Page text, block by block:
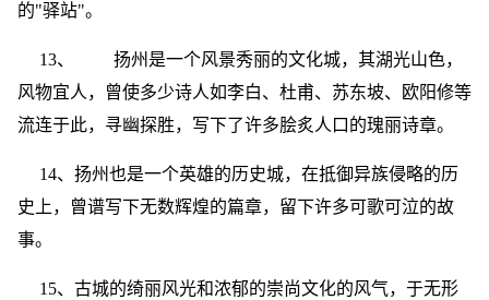
的"驿站"。
13、 扬州是一个风景秀丽的文化城，其湖光山色，
风物宜人，曾使多少诗人如李白、杜甫、苏东坡、欧阳修等
流连于此，寻幽探胜，写下了许多脍炙人口的瑰丽诗章。
14、扬州也是一个英雄的历史城，在抵御异族侵略的历
史上，曾谱写下无数辉煌的篇章，留下许多可歌可泣的故
事。
15、古城的绮丽风光和浓郁的崇尚文化的风气，于无形